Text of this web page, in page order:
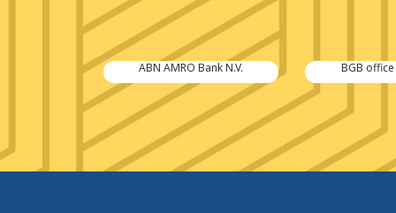
ABN AMRO Bank N.V. BGB